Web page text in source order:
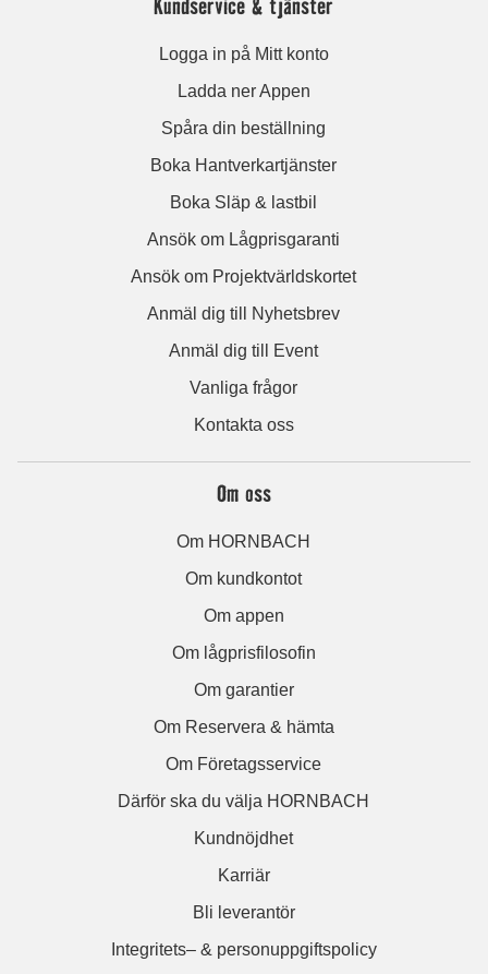
Logga in på Mitt konto
Ladda ner Appen
Spåra din beställning
Boka Hantverkartjänster
Boka Släp & lastbil
Ansök om Lågprisgaranti
Ansök om Projektvärldskortet
Anmäl dig till Nyhetsbrev
Anmäl dig till Event
Vanliga frågor
Kontakta oss
Om oss
Om HORNBACH
Om kundkontot
Om appen
Om lågprisfilosofin
Om garantier
Om Reservera & hämta
Om Företagsservice
Därför ska du välja HORNBACH
Kundnöjdhet
Karriär
Bli leverantör
Integritets– & personuppgiftspolicy